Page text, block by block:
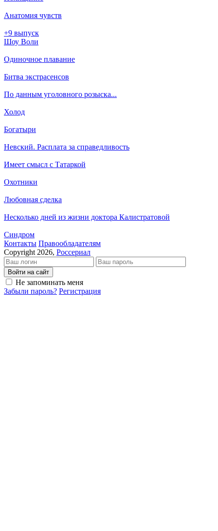
Анатомия чувств
+9 выпуск
Шоу Воли
Одиночное плавание
Битва экстрасенсов
По данным уголовного розыска...
Холод
Богатыри
Невский. Расплата за справедливость
Имеет смысл с Татаркой
Охотники
Любовная сделка
Несколько дней из жизни доктора Калистратовой
Синдром
Кон­так­ты Пра­во­об­ла­да­те­лям
Copyright 2026, Россериал
Войти на сайт
Не запоминать меня
Забыли пароль? Регистрация